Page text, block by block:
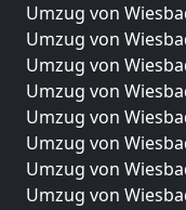
Umzug von
Umzug von
Umzug von
Umzug von
Umzug von
Umzug von
Umzug von
Umzug von